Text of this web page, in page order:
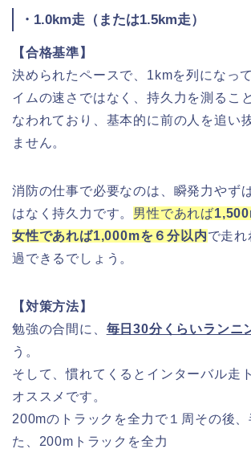
・1.0km走（または1.5km走）
【合格基準】
決められたペースで、1kmを列になっ
イムの速さではなく、持久力を測るこ
なわれており、基本的に前の人を追い
ません。
消防の仕事で必要なのは、瞬発力やず
はなく持久力です。 男性であれば
女性であれば1,000mを６分以内で走れ
過できるでしょう。
【対策方法】
勉強の合間に、 毎日30分くらいランニ
う。
そして、慣れてくるとインターバル走
オススメです。
200mのトラックを全力で１周その後、
た、200mトラックを全力